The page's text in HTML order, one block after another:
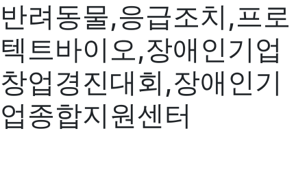
반려동물,응급조치,프로
텍트바이오,장애인기업
창업경진대회,장애인기
업종합지원센터